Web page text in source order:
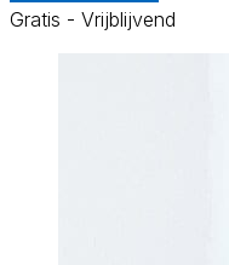
Gratis - Vrijblijvend